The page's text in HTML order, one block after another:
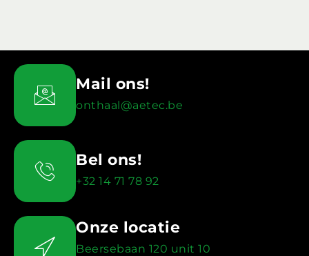
Mail ons!
onthaal@aetec.be
Bel ons!
+32 14 71 78 92
Onze locatie
Beersebaan 120 unit 10